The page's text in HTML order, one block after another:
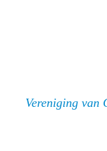
Vereniging van